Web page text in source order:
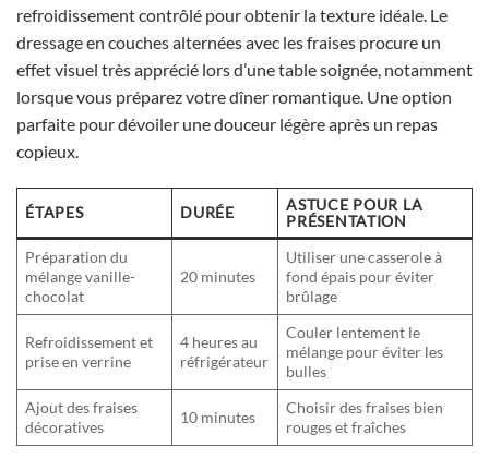
refroidissement contrôlé pour obtenir la texture idéale. Le
dressage en couches alternées avec les fraises procure un
effet visuel très apprécié lors d’une table soignée, notamment
lorsque vous préparez votre dîner romantique. Une option
parfaite pour dévoiler une douceur légère après un repas
copieux.
ÉTAPES DURÉE
ASTUCE POUR LA
PRÉSENTATION
Préparation du
mélange vanille-
chocolat
20 minutes
Utiliser une casserole à
fond épais pour éviter
brûlage
Refroidissement et
prise en verrine
4 heures au
réfrigérateur
Couler lentement le
mélange pour éviter les
bulles
Ajout des fraises
décoratives
10 minutes
Choisir des fraises bien
rouges et fraîches